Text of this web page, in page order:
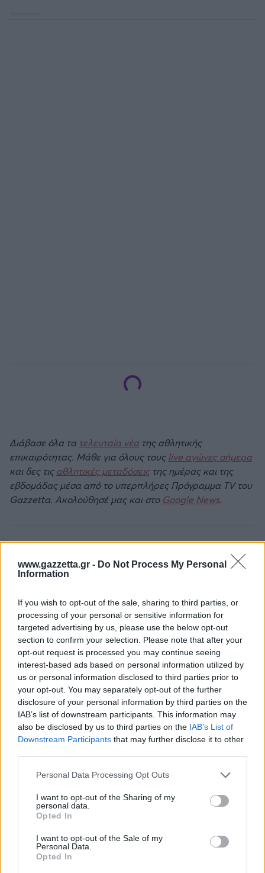
www.gazzetta.gr - Do Not Process My Personal
Information
If you wish to opt-out of the sale, sharing to third parties, or
processing of your personal or sensitive information for
targeted advertising by us, please use the below opt-out
section to confirm your selection. Please note that after your
opt-out request is processed you may continue seeing
interest-based ads based on personal information utilized by
us or personal information disclosed to third parties prior to
your opt-out. You may separately opt-out of the further
disclosure of your personal information by third parties on the
IAB’s list of downstream participants. This information may
also be disclosed by us to third parties on the IAB’s List of
Downstream Participants that may further disclose it to other
Please note that this website/app uses one or more Google
not limited to your visit or usage behaviour. You may click to
grant or deny consent to Google and its third-party tags to
use your data for below specified purposes in below Google
consent section.
Personal Data Processing Opt Outs
I want to opt-out of the Sharing of my
personal data.
Opted In
I want to opt-out of the Sale of my
Personal Data.
Opted In
Διάβασε όλα τα τελευταία νέα της αθλητικής
επικαιρότητας. Μάθε για όλους τους live αγώνες σήμερα
και δες τιςαθλητικές μεταδόσειςτης ημέρας και της
εβδομάδας μέσα από το υπερπλήρες Πρόγραμμα TV του
Gazzetta. Ακολούθησέ μας και στο Google News.
Οι μεταγραφές της ημέρας στο μπάσκετ: Ενίσχυση για
Μακάμπι: Ανακοίνωσε τον Αρμάντο Μπέικοτ
Μακάμπι Τελ Αβίβ: Το συμβόλαιο του Κίτον Γουάλας
Για να προσθέσεις το σχόλιο
σου πρέπει να συνδεθείς
Εγγραφή